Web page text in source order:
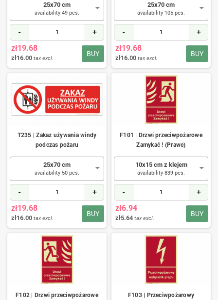
25x70 cm
availability 49 pcs.
- +
BUY
zł19.68
zł16.00 tax excl.
25x70 cm
availability 105 pcs.
- +
BUY
zł19.68
zł16.00 tax excl.
T235 | Zakaz używania windy
podczas pożaru
25x70 cm
availability 50 pcs.
- +
BUY
zł19.68
zł16.00 tax excl.
F101 | Drzwi przeciwpożarowe
Zamykać ! (Prawe)
10x15 cm z klejem
availability 839 pcs.
- +
BUY
zł6.94
zł5.64 tax excl.
F102 | Drzwi przeciwpożarowe
F103 | Przeciwpożarowy